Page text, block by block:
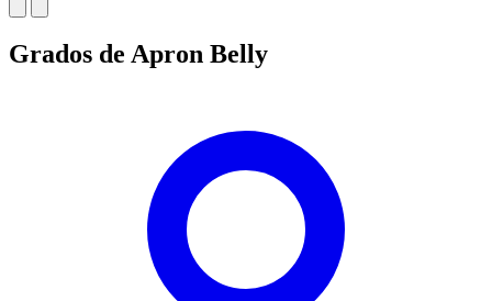
Grados de Apron Belly